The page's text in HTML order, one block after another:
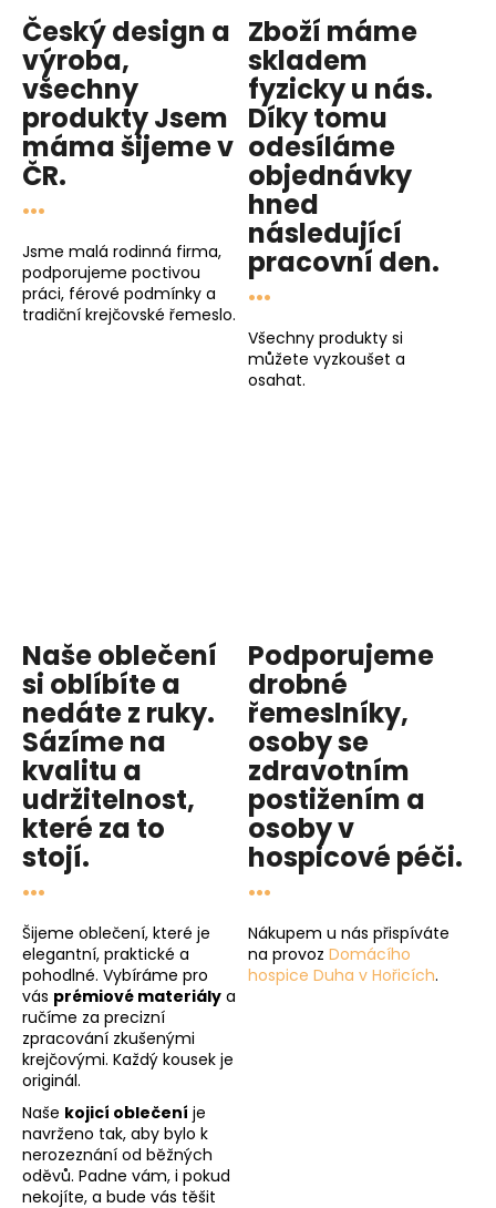
k
y
v
ý
p
i
s
u
Český design a
výroba,
všechny
produktyJsem
mámašijeme v
ČR.
...
Jsme malá rodinná firma,
podporujeme poctivou
práci, férové podmínky a
tradiční krejčovské řemeslo.
Zboží máme
skladem
fyzicky u nás.
Díky tomu
odesíláme
objednávky
hned
následující
pracovní den.
...
Všechny produkty si
můžete vyzkoušet a
osahat.
Naše oblečení
si oblíbíte a
nedáte z ruky.
Sázíme na
kvalitu a
udržitelnost,
které za to
stojí.
...
Šijeme oblečení, které je
elegantní, praktické a
pohodlné. Vybíráme pro
vás prémiové materiály a
ručíme za precizní
zpracování zkušenými
krejčovými. Každý kousek je
originál.
Naše kojicí oblečení je
navrženo tak, aby bylo k
nerozeznání od běžných
oděvů. Padne vám, i pokud
nekojíte, a bude vás těšit
Podporujeme
drobné
řemeslníky,
osoby se
zdravotním
postižením a
osoby v
hospicové péči.
...
Nákupem u nás přispíváte
na provoz Domácího
hospice Duha v Hořicích.